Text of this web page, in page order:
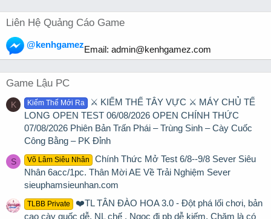
Liên Hệ Quảng Cáo Game
@kenhgamezEmail: admin@kenhgamez.com
Game Lậu PC
K Kiếm Thế Mới Ra
⚔️ KIẾM THẾ TÂY VỰC ⚔️ MÁY CHỦ TẾ
LONG OPEN TEST 06/08/2026 OPEN CHÍNH THỨC
07/08/2026 Phiên Bản Trấn Phái – Trùng Sinh – Cày Cuốc
Công Bằng – PK Đỉnh
S Võ Lâm Siêu Nhân
Chính Thức Mở Test 6/8--9/8 Sever Siêu
Nhân 6acc/1pc. Thân Mời AE Về Trải Nghiệm Sever
sieuphamsieunhan.com
TLBB Private
❤️TL TÂN ĐÀO HOA 3.0 - Đột phá lối chơi, bản
cao cày quốc dễ, NL chế , Ngọc đi pb dễ kiếm. Chăm là có